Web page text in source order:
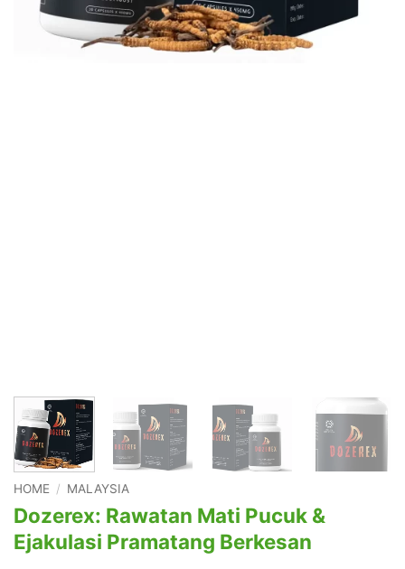
HOME / MALAYSIA
Dozerex: Rawatan Mati Pucuk &
Ejakulasi Pramatang Berkesan